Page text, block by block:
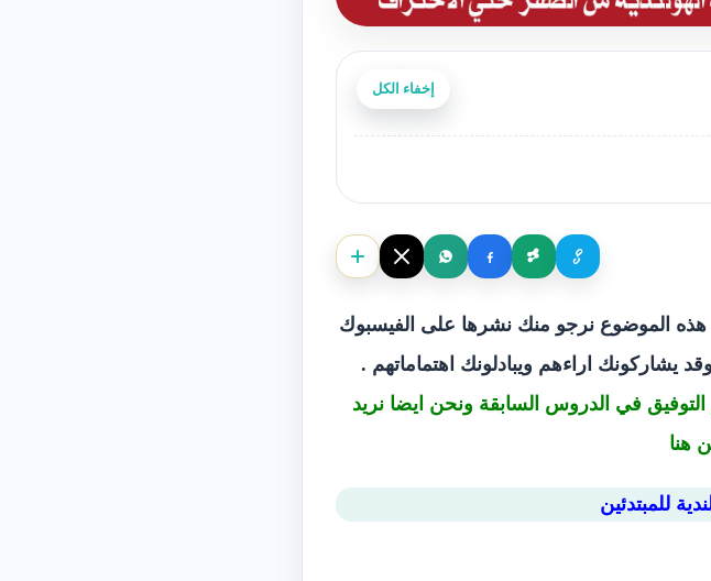
إخفاء الكل
هذه الموضوع نرجو منك نشرها على الفيسبوك
يشاركونك اراءهم ويبادلونك اهتماماتهم .
في الدروس السابقة ونحن ايضا نريد
هنا
للمبتدئين